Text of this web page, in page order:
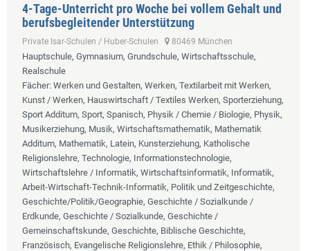
4-Tage-Unterricht pro Woche bei vollem Gehalt und
berufsbegleitender Unterstützung
Private Isar-Schulen / Huber-Schulen 80469 München
Hauptschule, Gymnasium, Grundschule, Wirtschaftsschule,
Realschule
Fächer: Werken und Gestalten, Werken, Textilarbeit mit Werken,
Kunst / Werken, Hauswirtschaft / Textiles Werken, Sporterziehung,
Sport Additum, Sport, Spanisch, Physik / Chemie / Biologie, Physik,
Musikerziehung, Musik, Wirtschaftsmathematik, Mathematik
Additum, Mathematik, Latein, Kunsterziehung, Katholische
Religionslehre, Technologie, Informationstechnologie,
Wirtschaftslehre / Informatik, Wirtschaftsinformatik, Informatik,
Arbeit-Wirtschaft-Technik-Informatik, Politik und Zeitgeschichte,
Geschichte/Politik/Geographie, Geschichte / Sozialkunde /
Erdkunde, Geschichte / Sozialkunde, Geschichte /
Gemeinschaftskunde, Geschichte, Biblische Geschichte,
Französisch, Evangelische Religionslehre, Ethik / Philosophie,